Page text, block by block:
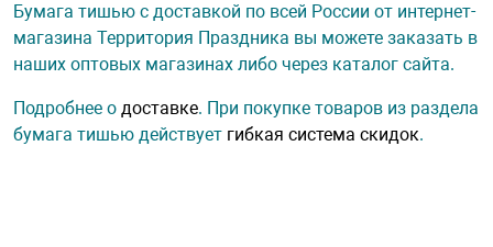
Бумага тишью с доставкой по всей России от интернет-
магазина Территория Праздника вы можете заказать в
наших оптовых магазинах либо через каталог сайта.
Подробнее о доставке. При покупке товаров из раздела
бумага тишью действует гибкая система скидок.